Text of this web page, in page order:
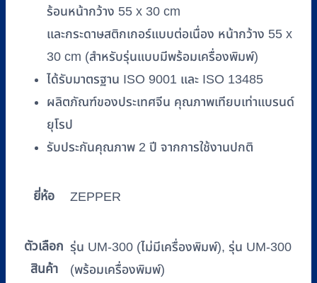
ร้อนหน้ากว้าง 55 x 30 cm
และกระดาษสติกเกอร์แบบต่อเนื่อง หน้ากว้าง 55 x
30 cm (สำหรับรุ่นแบบมีพร้อมเครื่องพิมพ์)
ได้รับมาตรฐาน ISO 9001 และ ISO 13485
ผลิตภัณฑ์ของประเทศจีน คุณภาพเทียบเท่าแบรนด์
ยุโรป
รับประกันคุณภาพ 2 ปี จากการใช้งานปกติ
ยี่ห้อ ZEPPER
ตัวเลือก
สินค้า
รุ่น UM-300 (ไม่มีเครื่องพิมพ์), รุ่น UM-300
(พร้อมเครื่องพิมพ์)